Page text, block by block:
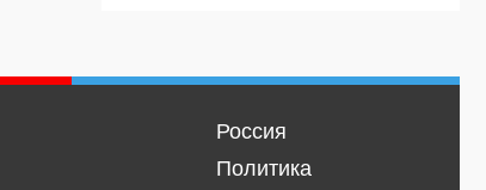
Россия
Политика